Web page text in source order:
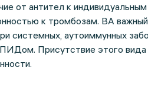
от антител к
к тромбозам. ВА важный
системных, аутоиммунных
Присутствие этого вида